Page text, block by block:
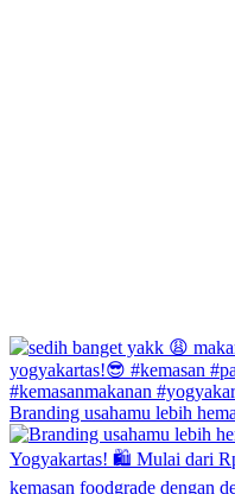
Branding usahamu lebih